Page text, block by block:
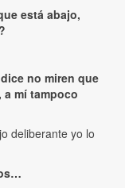
está abajo,
no miren que
mí tampoco
deliberante yo lo